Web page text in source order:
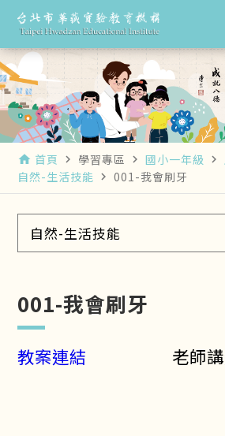
home 首頁 navigate_next 學習專區 navigate_next 國小一年級 navigate_next
自然-生活技能 navigate_next 001-我會刷牙
自然-生活技能
001-我會刷牙
教案連結 老師